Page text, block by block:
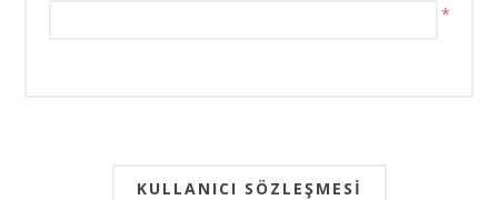
*
KULLANICI SÖZLEŞMESI